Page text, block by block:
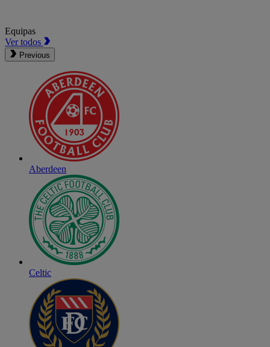
Equipas
Ver todos
Previous
Aberdeen
Celtic